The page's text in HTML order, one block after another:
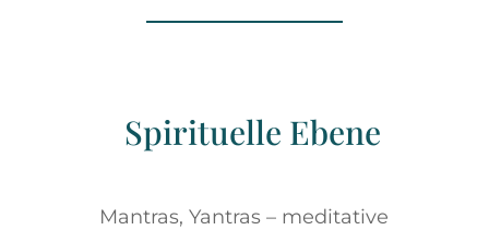
Spirituelle Ebene
Mantras, Yantras – meditative